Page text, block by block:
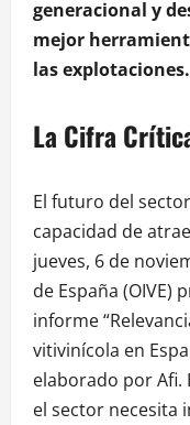
generacional y
mejor
las explotaciones.
La Cifra
El futuro del
capacidad de
jueves, 6 de
de España (OIVE)
informe
vitivinícola en
elaborado por Afi.
el sector necesita